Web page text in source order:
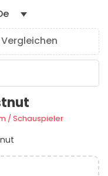
Vergleichen
/Schauspieler